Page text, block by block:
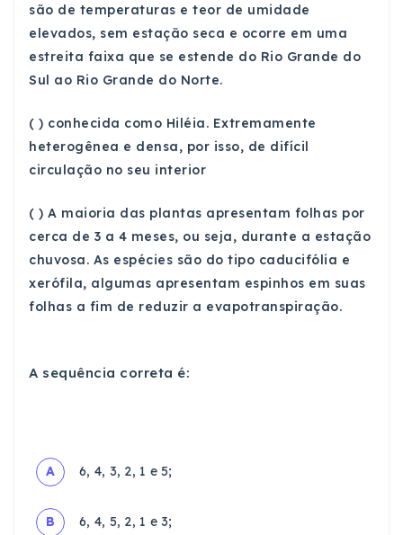
são de temperaturas e teor de umidade
elevados, sem estação seca e ocorre em uma
estreita faixa que se estende do Rio Grande do
Sul ao Rio Grande do Norte.
( ) conhecida como Hiléia. Extremamente
heterogênea e densa, por isso, de difícil
circulação no seu interior
( ) A maioria das plantas apresentam folhas por
cerca de 3 a 4 meses, ou seja, durante a estação
chuvosa. As espécies são do tipo caducifólia e
xerófila, algumas apresentam espinhos em suas
folhas a fim de reduzir a evapotranspiração.
A sequência correta é:
A 6, 4, 3, 2, 1 e 5;
B 6, 4, 5, 2, 1 e 3;